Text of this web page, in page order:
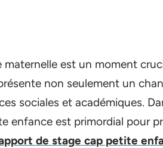
maternelle est un moment
non seulement un
sociales et académiques.
enfance est primordial pour
de stage cap petite